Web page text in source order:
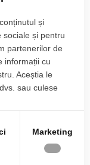
și
și pentru
partenerilor de
informații cu
Aceștia le
sau culese
Marketing